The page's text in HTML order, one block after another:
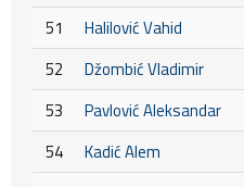
51
Halilović Vahid
52
Džombić Vladimir
53
Pavlović Aleksandar
54
Kadić Alem